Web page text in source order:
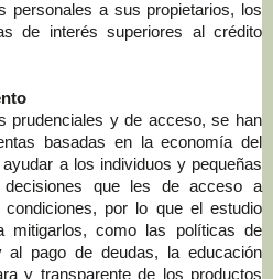
personales a sus propietarios, los
de interés superiores al crédito
prudenciales y de acceso, se han
basadas en la economía del
a los individuos y pequeñas
que les de acceso a
condiciones, por lo que el estudio
mitigarlos, como las políticas de
al pago de deudas, la educación
y transparente de los productos